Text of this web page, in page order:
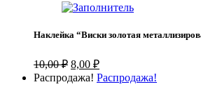
5,00 ₽.
Наклейка “Виски золотая
10,00₽ Первоначальная
цена
составляла
8,00 ₽Текущая
цена:
Распродажа! Распродажа!